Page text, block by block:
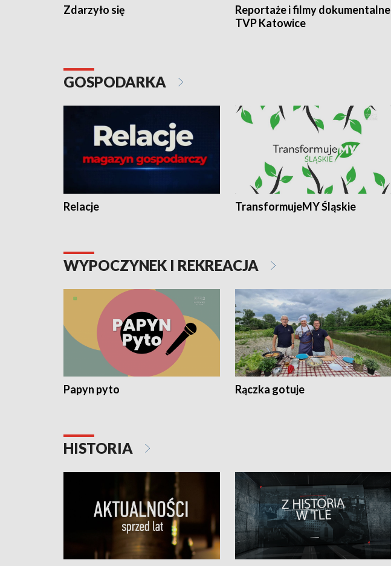
Zdarzyło się
Reportaże i filmy dokumentalne
TVP Katowice
GOSPODARKA
Relacje TransformujeMY Śląskie
WYPOCZYNEK I REKREACJA
Papyn pyto Rączka gotuje
HISTORIA